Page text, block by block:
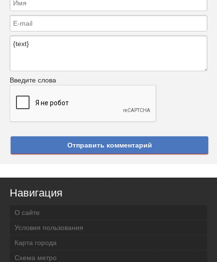
Введите слова
Отправить комментарий
Навигация
О сайте
Условия пользования
Карта города
Схема метро